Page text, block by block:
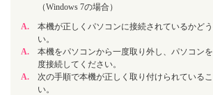
（Windows 7の場合）
A.
本機が正しくパソコンに接続されているかど
い。
A.
本機をパソコンから一度取り外し、パソコン
度接続してください。
A.
次の手順で本機が正しく取り付けられている
い。